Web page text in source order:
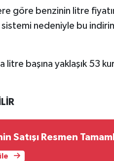
göre benzinin litre
nedeniyle bu
başına yaklaşık 53
Satışı Resmen